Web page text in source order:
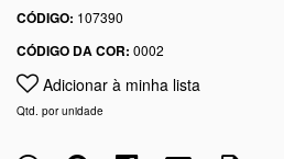
CÓDIGO: 107390
CÓDIGO DA COR: 0002
Adicionar à minha lista
Qtd. por unidade